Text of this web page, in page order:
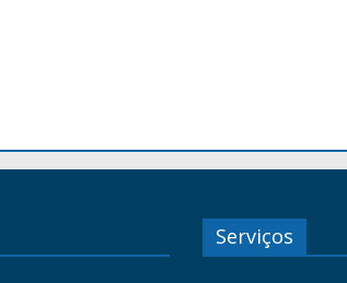
Serviços